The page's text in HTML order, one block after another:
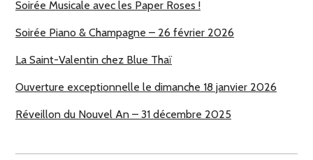
Soirée Musicale avec les Paper Roses !
Soirée Piano & Champagne – 26 février 2026
La Saint-Valentin chez Blue Thaï
Ouverture exceptionnelle le dimanche 18 janvier 2026
Réveillon du Nouvel An – 31 décembre 2025